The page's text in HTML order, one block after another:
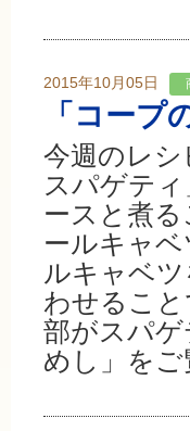
2015年10月05日
「コー
今週のレ
スパゲテ
ースと煮
ールキャ
ルキャベ
わせるこ
部がスパ
めし」を